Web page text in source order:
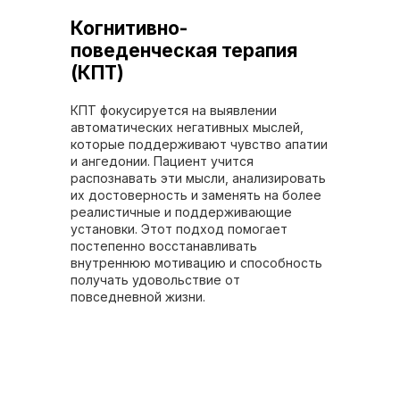
Когнитивно-
поведенческая терапия
(КПТ)
КПТ фокусируется на выявлении
автоматических негативных мыслей,
которые поддерживают чувство апатии
и ангедонии. Пациент учится
распознавать эти мысли, анализировать
их достоверность и заменять на более
реалистичные и поддерживающие
установки. Этот подход помогает
постепенно восстанавливать
внутреннюю мотивацию и способность
получать удовольствие от
повседневной жизни.